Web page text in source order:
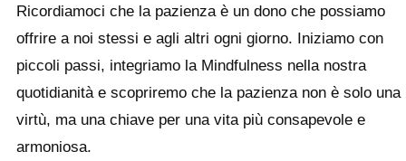
Ricordiamoci che la pazienza è un dono che possiamo
offrire a noi stessi e agli altri ogni giorno. Iniziamo con
piccoli passi, integriamo la Mindfulness nella nostra
quotidianità e scopriremo che la pazienza non è solo una
virtù, ma una chiave per una vita più consapevole e
armoniosa.